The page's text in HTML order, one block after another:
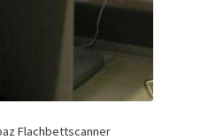
Flachbettscanner